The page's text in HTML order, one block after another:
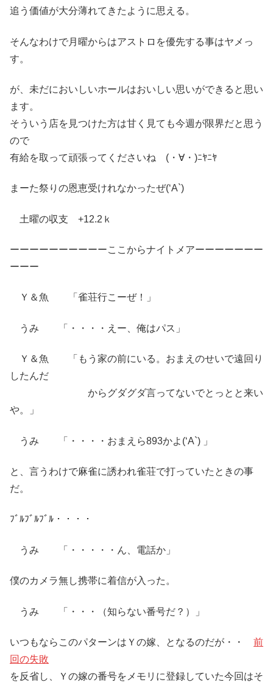
追う価値が大分薄れてきたように思える。
そんなわけで月曜からはアストロを優先する事はヤメっ
す。
が、未だにおいしいホールはおいしい思いができると思い
ます。
そういう店を見つけた方は甘く見ても今週が限界だと思う
ので
有給を取って頑張ってくださいね (・∀・)ﾆﾔﾆﾔ
まーた祭りの恩恵受けれなかったぜ(‘A`)
土曜の収支 +12.2ｋ
ーーーーーーーーーーここからナイトメアーーーーーーー
ーーー
Ｙ＆魚 「雀荘行こーぜ！」
うみ 「・・・・えー、俺はパス」
Ｙ＆魚 「もう家の前にいる。おまえのせいで遠回り
したんだ
からグダグダ言ってないでとっとと来い
や。」
うみ 「・・・・おまえら893かよ(‘A`) 」
と、言うわけで麻雀に誘われ雀荘で打っていたときの事
だ。
ﾌﾞﾙﾌﾞﾙﾌﾞﾙ・・・・
うみ 「・・・・・ん、電話か」
僕のカメラ無し携帯に着信が入った。
うみ 「・・・（知らない番号だ？）」
いつもならこのパターンはＹの嫁、となるのだが・・ 前
回の失敗
を反省し、Ｙの嫁の番号をメモリに登録していた今回はそ